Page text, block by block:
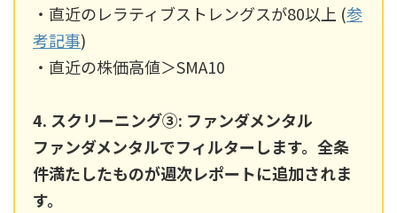
・直近のレラティブストレングスが80以上 (参
考記事)
・直近の株価高値＞SMA10
4. スクリーニング③: ファンダメンタル
ファンダメンタルでフィルターします。全条
件満たしたものが週次レポートに追加されま
す。